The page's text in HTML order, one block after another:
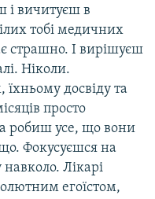
і вичитуєш в
тобі медичних
страшно. І вирішуєш
Ніколи.
досвіду та
просто
робиш усе, що вони
Фокусуєшся на
Лікарі
егоїстом,